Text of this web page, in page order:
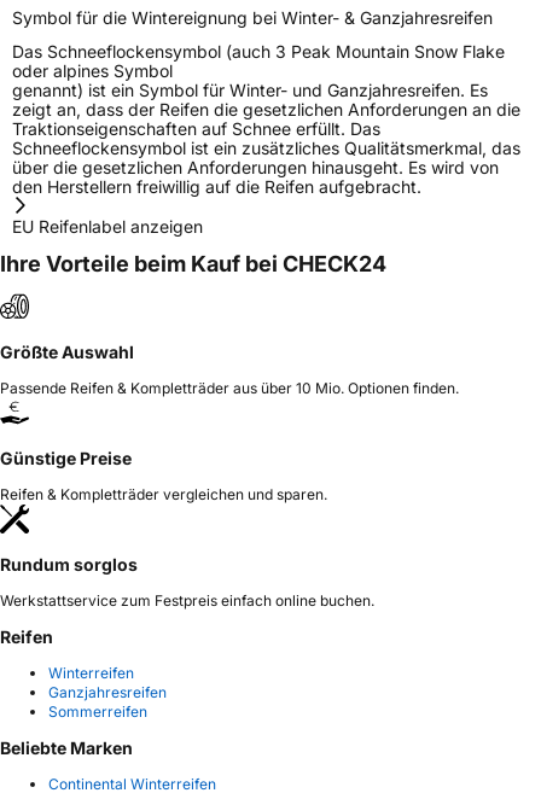
Symbol für die Wintereignung bei Winter- & Ganzjahresreifen
Das Schneeflockensymbol (auch 3 Peak Mountain Snow Flake
oder alpines Symbol
genannt) ist ein Symbol für Winter- und Ganzjahresreifen. Es
zeigt an, dass der Reifen die gesetzlichen Anforderungen an die
Traktionseigenschaften auf Schnee erfüllt. Das
Schneeflockensymbol ist ein zusätzliches Qualitätsmerkmal, das
über die gesetzlichen Anforderungen hinausgeht. Es wird von
den Herstellern freiwillig auf die Reifen aufgebracht.
EU Reifenlabel anzeigen
Ihre Vorteile beim Kauf bei CHECK24
Größte Auswahl
Passende Reifen & Kompletträder aus über 10 Mio. Optionen finden.
Günstige Preise
Reifen & Kompletträder vergleichen und sparen.
Rundum sorglos
Werkstattservice zum Festpreis einfach online buchen.
Reifen
Winterreifen
Ganzjahresreifen
Sommerreifen
Beliebte Marken
Continental Winterreifen